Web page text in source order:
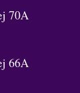
70A
66A